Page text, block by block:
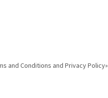
and Conditions and Privacy Policy»